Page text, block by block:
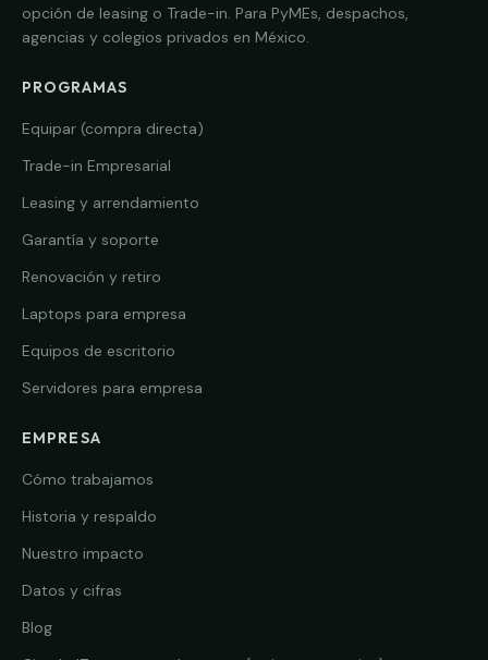
opción de leasing o Trade-in. Para PyMEs, despachos,
agencias y colegios privados en México.
PROGRAMAS
Equipar (compra directa)
Trade-in Empresarial
Leasing y arrendamiento
Garantía y soporte
Renovación y retiro
Laptops para empresa
Equipos de escritorio
Servidores para empresa
EMPRESA
Cómo trabajamos
Historia y respaldo
Nuestro impacto
Datos y cifras
Blog